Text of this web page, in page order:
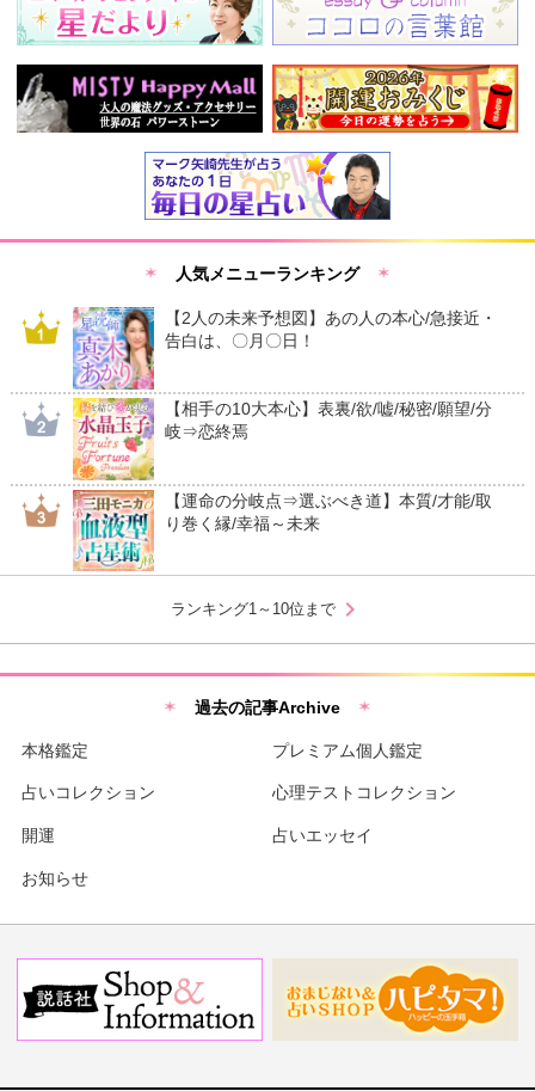
人気メニューランキング
【2人の未来予想図】あの人の本心/急接近・
告白は、〇月〇日！
【相手の10大本心】表裏/欲/嘘/秘密/願望/分
岐⇒恋終焉
【運命の分岐点⇒選ぶべき道】本質/才能/取
り巻く縁/幸福～未来
ランキング1～10位まで chevron_right
過去の記事Archive
本格鑑定 プレミアム個人鑑定
占いコレクション 心理テストコレクション
開運 占いエッセイ
お知らせ